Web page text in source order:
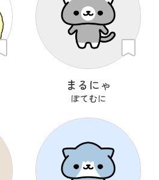
まるにゃ
ぽてむに